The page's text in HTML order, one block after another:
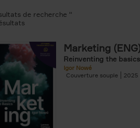
filter
filter
de recherche ''
Marketing
Reinventing the basics
Igor Nowé
Couverture souple
2025